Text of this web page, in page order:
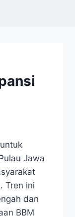
Jawa
Tren ini
dan
BBM